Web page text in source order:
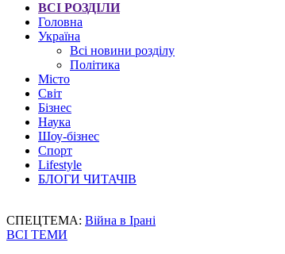
ВСІ РОЗДІЛИ
Головна
Україна
Всі новини розділу
Політика
Місто
Світ
Бізнес
Наука
Шоу-бізнес
Спорт
Lifestyle
БЛОГИ ЧИТАЧІВ
СПЕЦТЕМА: Війна в Ірані
ВСІ ТЕМИ